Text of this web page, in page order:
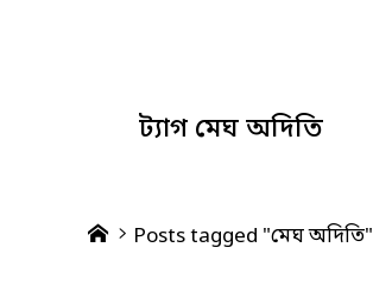
ট্যাগ মেঘ অদিতি
HomePosts tagged "মেঘ অদিতি"